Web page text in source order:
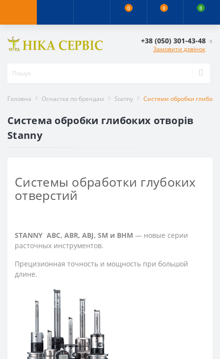
0 0 0
+38 (050) 301-43-48
Замовити дзвінок
Головна Оснастка по брендам Stanny Системи обробки
Система обробки глибоких отворів
Stanny
Системы обработки глубоких
отверстий
STANNY ABC, ABR, ABJ, SM и BHM — новые серии
расточных инструментов.
Прецизионная точность и мощность при большой
длине.